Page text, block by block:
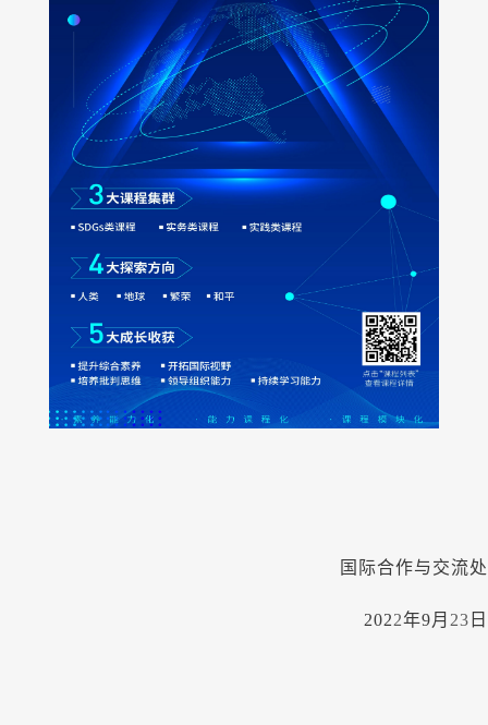
国际合作与交流处
2022年9月 23 日